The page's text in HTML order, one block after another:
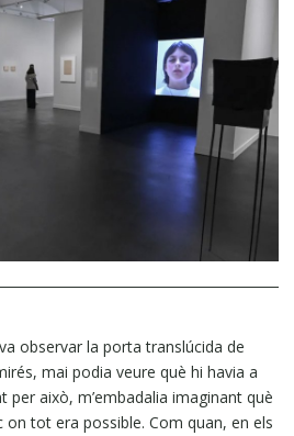
observar la porta translúcida de
mai podia veure què hi havia a
per això, m’embadalia imaginant què
on tot era possible. Com quan, en els